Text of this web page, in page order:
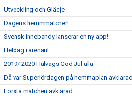
Utveckling och Glädje
Dagens hemmmatcher!
Svensk innebandy lanserar en ny app!
Heldag i arenan!
2019/ 2020 Halvägs God Jul alla
Då var Superlördagen på hemmaplan avklarad
Första matchen avklarad